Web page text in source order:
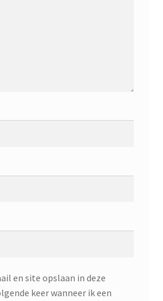
en site opslaan in deze
keer wanneer ik een